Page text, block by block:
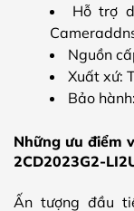
Hỗ trợ
Nguồn
Xuất xứ:
Bảo
Những ưu điểm
2CD2023G2-
Ấn tượng đầu